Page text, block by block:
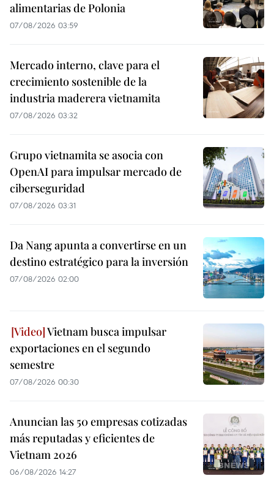
alimentarias de Polonia
07/08/2026 03:59
Mercado interno, clave para el
crecimiento sostenible de la
industria maderera vietnamita
07/08/2026 03:32
Grupo vietnamita se asocia con
OpenAI para impulsar mercado de
ciberseguridad
07/08/2026 03:31
Da Nang apunta a convertirse en un
destino estratégico para la inversión
07/08/2026 02:00
Vietnam busca impulsar
exportaciones en el segundo
semestre
07/08/2026 00:30
Anuncian las 50 empresas cotizadas
más reputadas y eficientes de
Vietnam 2026
06/08/2026 14:27